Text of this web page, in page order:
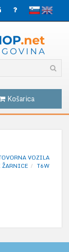
Košarica
VOZILA
T6W